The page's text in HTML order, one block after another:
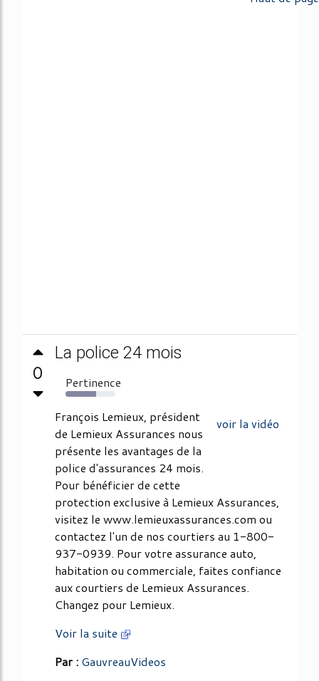
0
La police 24 mois
Pertinence
62%
voir la vidéo
François Lemieux, président
de Lemieux Assurances nous
présente les avantages de la
police d'assurances 24 mois.
Pour bénéficier de cette
protection exclusive à Lemieux Assurances,
visitez le www.lemieuxassurances.com ou
contactez l'un de nos courtiers au 1-800-
937-0939. Pour votre assurance auto,
habitation ou commerciale, faites confiance
aux courtiers de Lemieux Assurances.
Changez pour Lemieux.
Voir la suite
Par : GauvreauVideos